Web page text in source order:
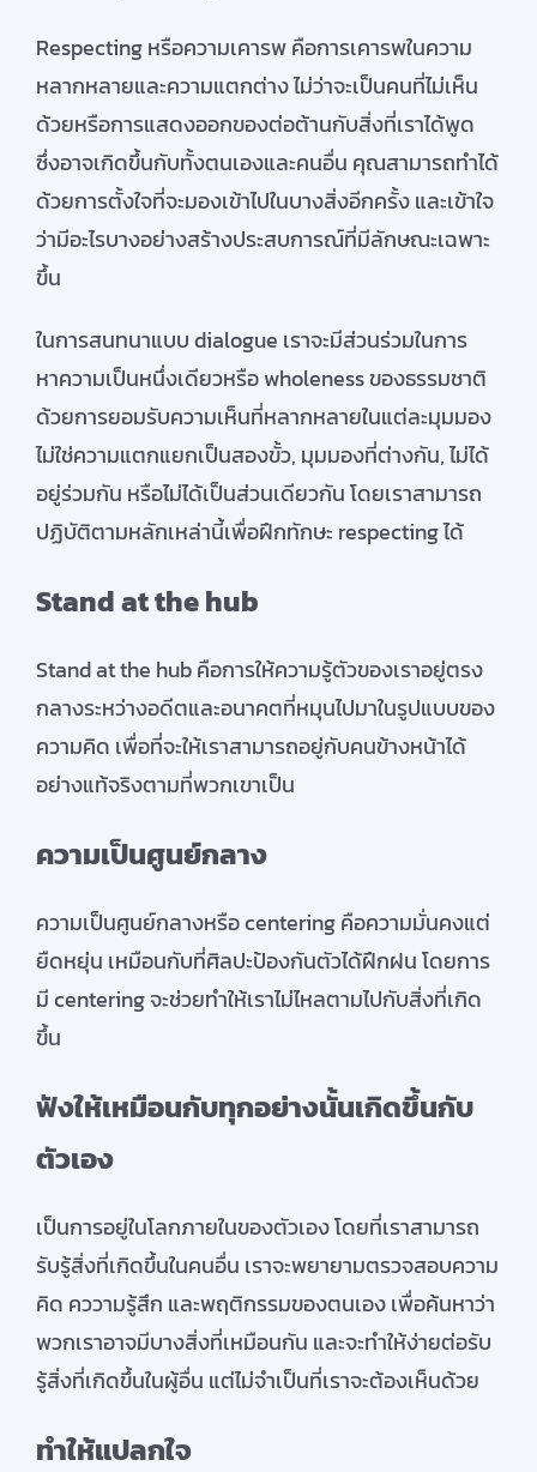
Respecting หรือความเคารพ คือการเคารพในความ
หลากหลายและความแตกต่าง ไม่ว่าจะเป็นคนที่ไม่เห็น
ด้วยหรือการแสดงออกของต่อต้านกับสิ่งที่เราได้พูด
ซึ่งอาจเกิดขึ้นกับทั้งตนเองและคนอื่น คุณสามารถทำได้
ด้วยการตั้งใจที่จะมองเข้าไปในบางสิ่งอีกครั้ง และเข้าใจ
ว่ามีอะไรบางอย่างสร้างประสบการณ์ที่มีลักษณะเฉพาะ
ขึ้น
ในการสนทนาแบบ dialogue เราจะมีส่วนร่วมในการ
หาความเป็นหนึ่งเดียวหรือ wholeness ของธรรมชาติ
ด้วยการยอมรับความเห็นที่หลากหลายในแต่ละมุมมอง
ไม่ใช่ความแตกแยกเป็นสองขั้ว, มุมมองที่ต่างกัน, ไม่ได้
อยู่ร่วมกัน หรือไม่ได้เป็นส่วนเดียวกัน โดยเราสามารถ
ปฏิบัติตามหลักเหล่านี้เพื่อฝึกทักษะ respecting ได้
Stand at the hub
Stand at the hub คือการให้ความรู้ตัวของเราอยู่ตรง
กลางระหว่างอดีตและอนาคตที่หมุนไปมาในรูปแบบของ
ความคิด เพื่อที่จะให้เราสามารถอยู่กับคนข้างหน้าได้
อย่างแท้จริงตามที่พวกเขาเป็น
ความเป็นศูนย์กลาง
ความเป็นศูนย์กลางหรือ centering คือความมั่นคงแต่
ยืดหยุ่น เหมือนกับที่ศิลปะป้องกันตัวได้ฝึกฝน โดยการ
มี centering จะช่วยทำให้เราไม่ไหลตามไปกับสิ่งที่เกิด
ขึ้น
ฟังให้เหมือนกับทุกอย่างนั้นเกิดขึ้นกับ
ตัวเอง
เป็นการอยู่ในโลกภายในของตัวเอง โดยที่เราสามารถ
รับรู้สิ่งที่เกิดขึ้นในคนอื่น เราจะพยายามตรวจสอบความ
คิด คววามรู้สึก และพฤติกรรมของตนเอง เพื่อค้นหาว่า
พวกเราอาจมีบางสิ่งที่เหมือนกัน และจะทำให้ง่ายต่อรับ
รู้สิ่งที่เกิดขึ้นในผู้อื่น แต่ไม่จำเป็นที่เราจะต้องเห็นด้วย
ทำให้แปลกใจ